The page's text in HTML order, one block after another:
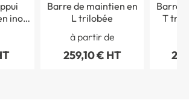
inox
Barre de maintien en
L trilobée
à partir de
259,10 € HT
Barre
T